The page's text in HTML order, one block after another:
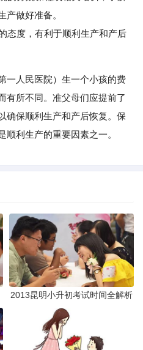
产做好准备。
度，有利于顺利生产和产后
一人民医院）生一个小孩的费
有所不同。准父母们应提前了
确保顺利生产和产后恢复。保
利生产的重要因素之一。
2013昆明小升初考试时间全解析